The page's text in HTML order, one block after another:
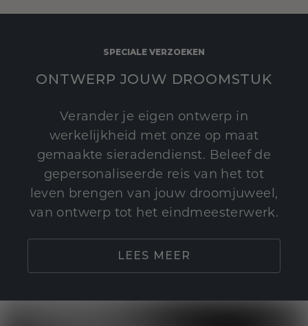
SPECIALE VERZOEKEN
ONTWERP JOUW DROOMSTUK
Verander je eigen ontwerp in
werkelijkheid met onze op maat
gemaakte sieradendienst. Beleef de
gepersonaliseerde reis van het tot
leven brengen van jouw droomjuweel,
van ontwerp tot het eindmeesterwerk.
LEES MEER